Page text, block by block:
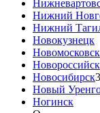
Нижний
Нижний
Новокузнецк
Новомосковск
Новороссийск
Новосибирск3
Новый
Ногинск